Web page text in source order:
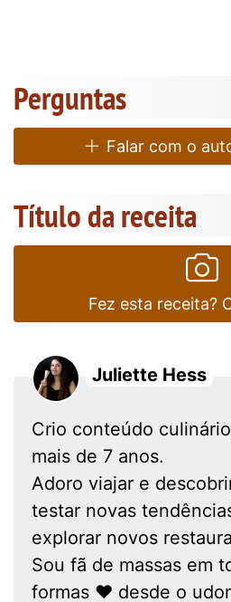
Perguntas
Falar com o
Título da receita
Fez esta receita?
Juliette Hess
Crio conteúdo
mais de 7 anos.
Adoro viajar e
testar novas
explorar novos
Sou fã de massas em
formas ❤ desde o